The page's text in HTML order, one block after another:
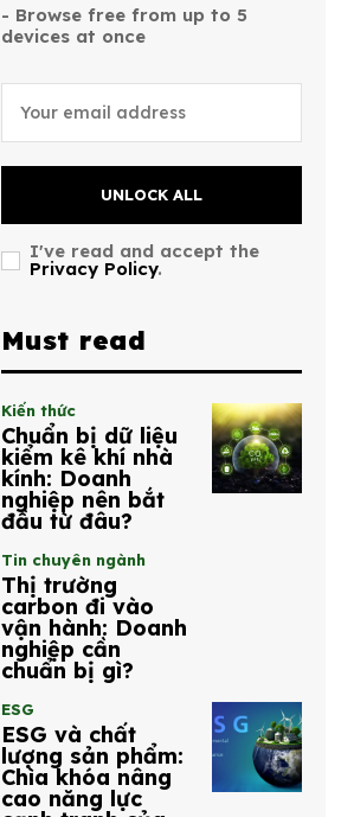
- Browse free from up to 5
devices at once
UNLOCK ALL
I've read and accept the
Privacy Policy.
Must read
Kiến thức
Chuẩn bị dữ liệu
kiểm kê khí nhà
kính: Doanh
nghiệp nên bắt
đầu từ đâu?
Tin chuyên ngành
Thị trường
carbon đi vào
vận hành: Doanh
nghiệp cần
chuẩn bị gì?
ESG
ESG và chất
lượng sản phẩm:
Chìa khóa nâng
cao năng lực